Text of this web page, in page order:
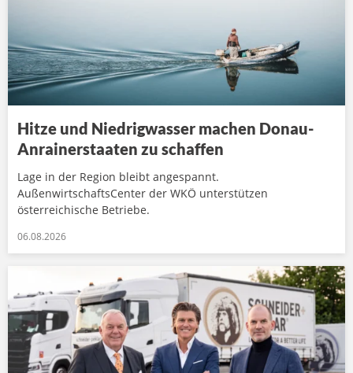
Hitze und Niedrigwasser machen Donau-
Anrainerstaaten zu schaffen
Lage in der Region bleibt angespannt.
AußenwirtschaftsCenter der WKÖ unterstützen
österreichische Betriebe.
06.08.2026